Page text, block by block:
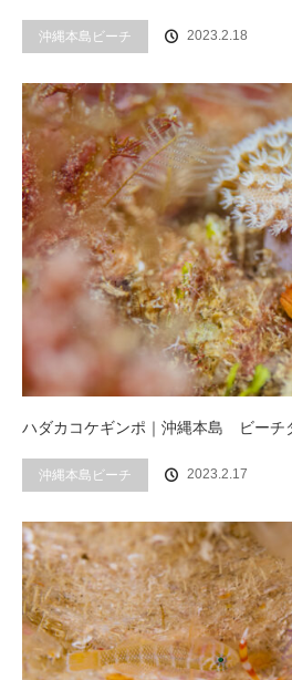
沖縄本島ビーチ 2023.2.18
ハダカコケギンポ｜沖縄本島 ビーチ
沖縄本島ビーチ 2023.2.17